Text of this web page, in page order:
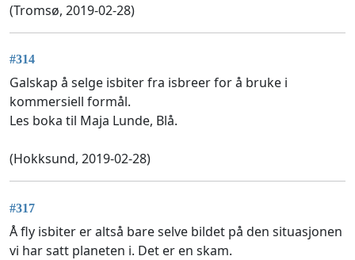
(Tromsø, 2019-02-28)
#314
Galskap å selge isbiter fra isbreer for å bruke i
kommersiell formål.
Les boka til Maja Lunde, Blå.
(Hokksund, 2019-02-28)
#317
Å fly isbiter er altså bare selve bildet på den situasjonen
vi har satt planeten i. Det er en skam.